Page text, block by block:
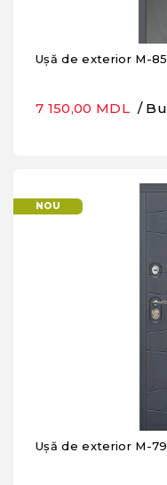
Ușă de exterior M-
7 150,00 MDL /
NOU
Ușă de exterior M-